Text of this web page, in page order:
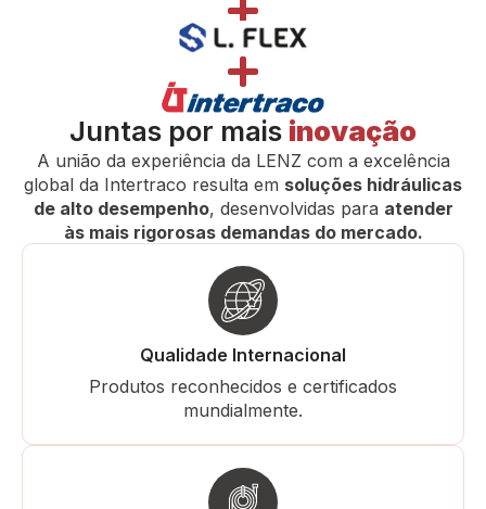
Juntas por mais inovação
A união da experiência da LENZ com a excelência
global da Intertraco resulta em soluções hidráulicas
de alto desempenho, desenvolvidas para atender
às mais rigorosas demandas do mercado.
Qualidade Internacional
Produtos reconhecidos e certificados
mundialmente.